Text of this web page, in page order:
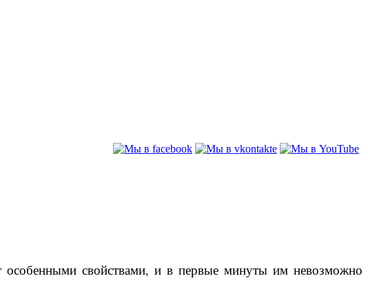
особенными свойствами, и в первые минуты им невозможно